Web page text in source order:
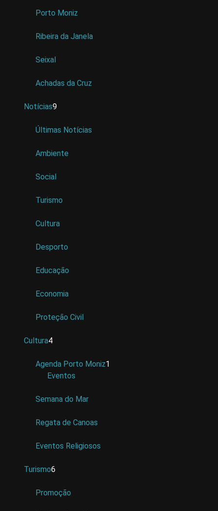
Porto Moniz
Ribeira da Janela
Seixal
Achadas da Cruz
Notícias9
Últimas Notícias
Ambiente
Social
Turismo
Cultura
Desporto
Educação
Economia
Proteção Civil
Cultura4
Agenda Porto Moniz1
Eventos
Semana do Mar
Regata de Canoas
Eventos Religiosos
Turismo6
Promoção